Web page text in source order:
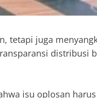
tetapi juga
distribusi
isu oplosan